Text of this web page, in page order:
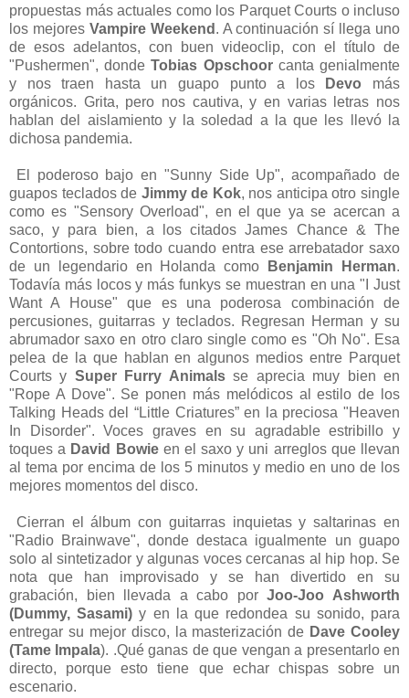
propuestas más actuales como los Parquet Courts o incluso
los mejoresVampire Weekend . A continuación sí llega uno
de esos adelantos, con buen videoclip, con el título de
"Pushermen", dondeTobias Opschoorcanta genialmente
y nos traen hasta un guapo punto a los
Devo más
orgánicos. Grita, pero nos cautiva, y en varias letras nos
hablan del aislamiento y la soledad a la que les llevó la
dichosa pandemia.
El poderoso bajo en "Sunny Side Up", acompañado de
guapos teclados de Jimmy de Kok, nos anticipa otro single
como es "Sensory Overload", en el que ya se acercan a
saco, y para bien, a los citados James Chance & The
Contortions, sobre todo cuando entra ese arrebatador saxo
de un legendario en Holanda como
Benjamin Herman.
Todavía más locos y más funkys se muestran en una "I Just
Want A House" que es una poderosa combinación de
percusiones, guitarras y teclados. Regresan Herman y su
abrumador saxo en otro claro single como es "Oh No". Esa
pelea de la que hablan en algunos medios entre Parquet
Courts y Super Furry Animalsse aprecia muy bien en
"Rope A Dove". Se ponen más melódicos al estilo de los
Talking Heads del “Little Criatures” en la preciosa "Heaven
In Disorder". Voces graves en su agradable estribillo y
toques a David Bowieen el saxo y uni arreglos que llevan
al tema por encima de los 5 minutos y medio en uno de los
mejores momentos del disco.
Cierran el álbum con guitarras inquietas y saltarinas en
"Radio Brainwave", donde destaca igualmente un guapo
solo al sintetizador y algunas voces cercanas al hip hop. Se
nota que han improvisado y se han divertido en su
grabación, bien llevada a cabo porJoo-Joo Ashworth
(Dummy, Sasami) y en la que redondea su sonido, para
entregar su mejor disco, la masterización de Dave Cooley
(Tame Impala). .Qué ganas de que vengan a presentarlo en
directo, porque esto tiene que echar chispas sobre un
escenario.